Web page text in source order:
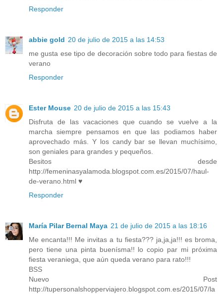
Responder
abbie gold 20 de julio de 2015 a las 14:53
me gusta ese tipo de decoración sobre todo para fiestas de
verano
Responder
Ester Mouse 20 de julio de 2015 a las 15:43
Disfruta de las vacaciones que cuando se vuelve a la
marcha siempre pensamos en que las podiamos haber
aprovechado más. Y los candy bar se llevan muchísimo,
son geniales para grandes y pequeños.
Besitos desde
http://femeninasyalamoda.blogspot.com.es/2015/07/haul-
de-verano.html ♥
Responder
María Pilar Bernal Maya 21 de julio de 2015 a las 18:16
Me encanta!!! Me invitas a tu fiesta??? ja,ja,ja!!! es broma,
pero tiene una pinta buenísma!! lo copio par mi próxima
fiesta veraniega, que aún queda verano para rato!!!
BSS
Nuevo Post
http://tupersonalshopperviajero.blogspot.com.es/2015/07/la